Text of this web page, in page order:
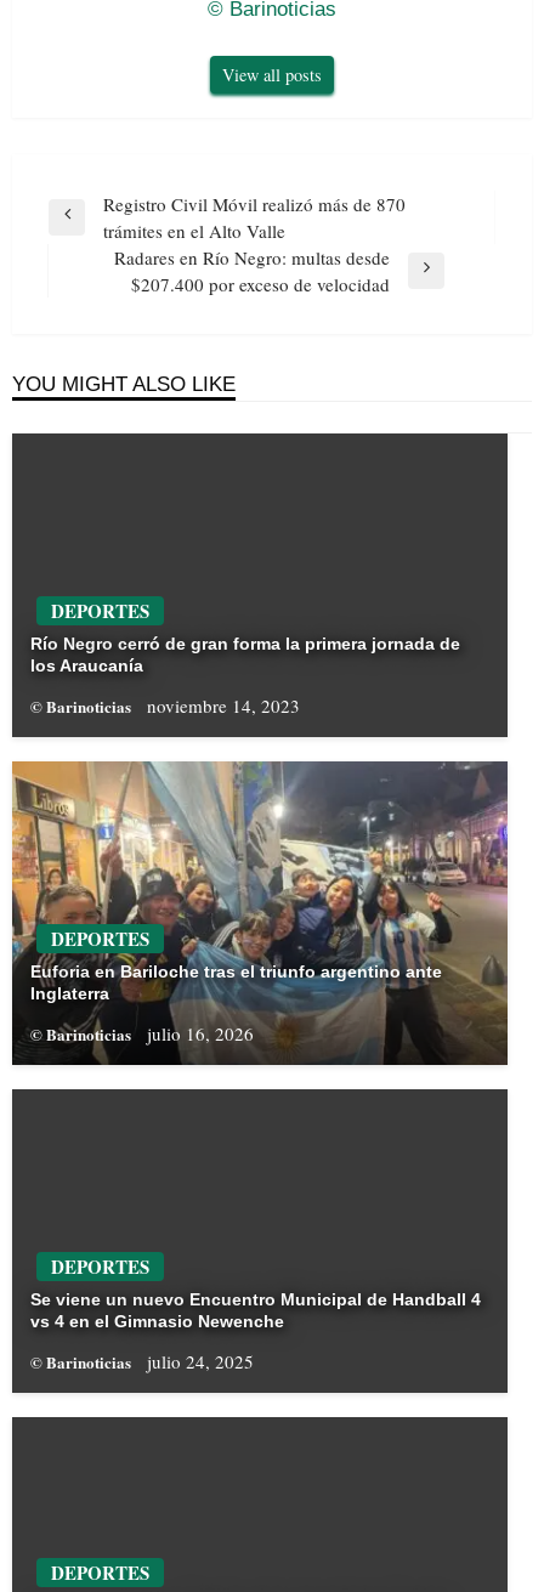
© Barinoticias
View all posts
Navegación
entradas
Previous
Registro Civil Móvil realizó más de 870
trámites en el Alto Valle
Radares en Río Negro: multas desde
$207.400 por exceso de velocidad
YOU MIGHT ALSO LIKE
DEPORTES
Río Negro cerró de gran forma la primera jornada de
los Araucanía
© Barinoticias noviembre 14, 2023
DEPORTES
Euforia en Bariloche tras el triunfo argentino ante
Inglaterra
© Barinoticias julio 16, 2026
DEPORTES
Se viene un nuevo Encuentro Municipal de Handball 4
vs 4 en el Gimnasio Newenche
© Barinoticias julio 24, 2025
DEPORTES